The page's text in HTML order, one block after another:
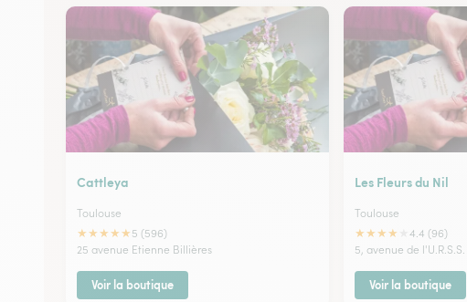
Cattleya
Toulouse
★★★★★ 5 (596)
25 avenue Etienne Billières
Voir la boutique
Les Fleurs du Nil
Toulouse
★★★★
4.4 (96)
5, avenue de l'U.R.S.S.
Voir la boutique